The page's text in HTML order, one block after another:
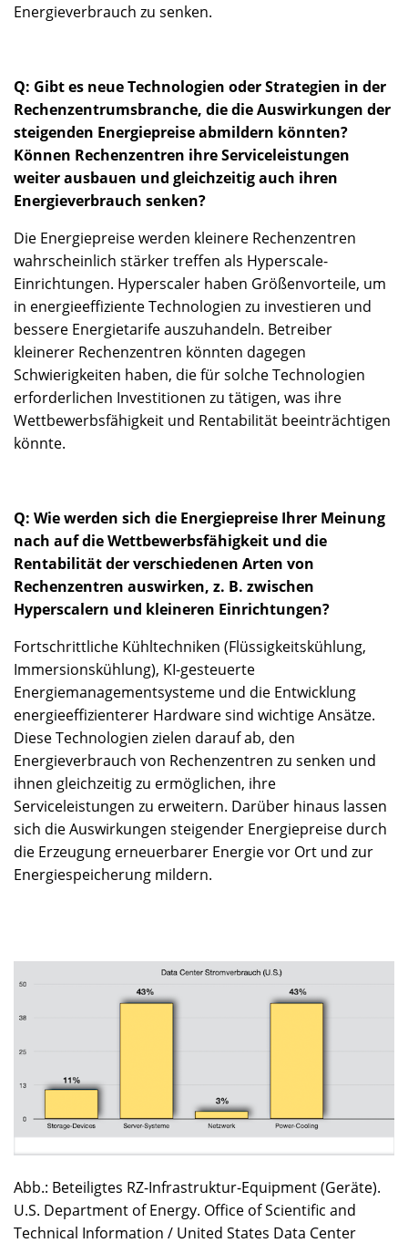
Energieverbrauch zu senken.
Q: Gibt es neue Technologien oder Strategien in der
Rechenzentrumsbranche, die die Auswirkungen der
steigenden Energiepreise abmildern könnten?
Können Rechenzentren ihre Serviceleistungen
weiter ausbauen und gleichzeitig auch ihren
Energieverbrauch senken?
Die Energiepreise werden kleinere Rechenzentren
wahrscheinlich stärker treffen als Hyperscale-
Einrichtungen. Hyperscaler haben Größenvorteile, um
in energieeffiziente Technologien zu investieren und
bessere Energietarife auszuhandeln. Betreiber
kleinerer Rechenzentren könnten dagegen
Schwierigkeiten haben, die für solche Technologien
erforderlichen Investitionen zu tätigen, was ihre
Wettbewerbsfähigkeit und Rentabilität beeinträchtigen
könnte.
Q: Wie werden sich die Energiepreise Ihrer Meinung
nach auf die Wettbewerbsfähigkeit und die
Rentabilität der verschiedenen Arten von
Rechenzentren auswirken, z. B. zwischen
Hyperscalern und kleineren Einrichtungen?
Fortschrittliche Kühltechniken (Flüssigkeitskühlung,
Immersionskühlung), KI-gesteuerte
Energiemanagementsysteme und die Entwicklung
energieeffizienterer Hardware sind wichtige Ansätze.
Diese Technologien zielen darauf ab, den
Energieverbrauch von Rechenzentren zu senken und
ihnen gleichzeitig zu ermöglichen, ihre
Serviceleistungen zu erweitern. Darüber hinaus lassen
sich die Auswirkungen steigender Energiepreise durch
die Erzeugung erneuerbarer Energie vor Ort und zur
Energiespeicherung mildern.
Abb.: Beteiligtes RZ-Infrastruktur-Equipment (Geräte).
U.S. Department of Energy. Office of Scientific and
Technical Information / United States Data Center